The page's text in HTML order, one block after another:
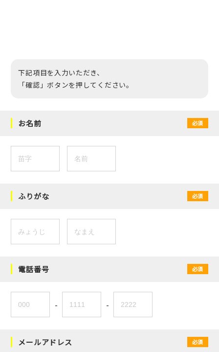
下記項目を入力いただき、
「確認」ボタンを押してください。
お名前 必須
ふりがな 必須
電話番号 必須
- -
メールアドレス 必須